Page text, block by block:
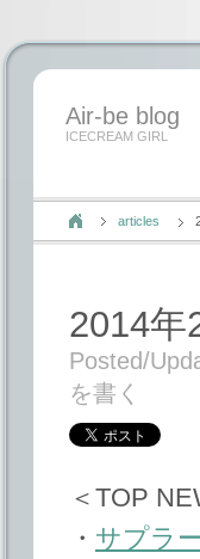
Air-be blog
ICECREAM GIRL
articles
2014年
Posted/
を書く
＜TOP
・ サプラ